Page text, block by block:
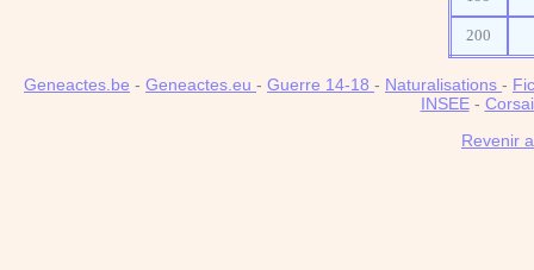
200
Geneactes.be - Geneactes.eu - Guerre 14-18 - Naturalisations -
INSEE-
Revenir